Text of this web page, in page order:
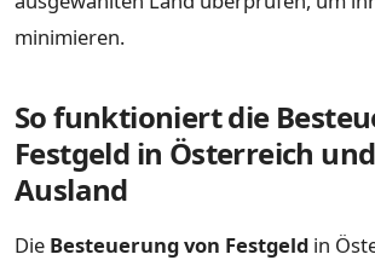
minimieren.
So funktioniert die
Festgeld in Österreich
Ausland
Die Besteuerung von Festgeld in